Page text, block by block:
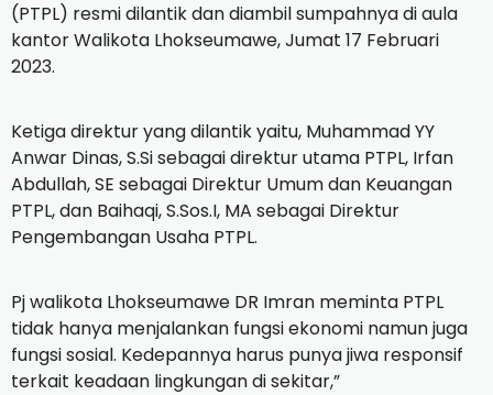
(PTPL) resmi dilantik dan diambil sumpahnya di aula
kantor Walikota Lhokseumawe, Jumat 17 Februari
2023.
Ketiga direktur yang dilantik yaitu, Muhammad YY
Anwar Dinas, S.Si sebagai direktur utama PTPL, Irfan
Abdullah, SE sebagai Direktur Umum dan Keuangan
PTPL, dan Baihaqi, S.Sos.I, MA sebagai Direktur
Pengembangan Usaha PTPL.
Pj walikota Lhokseumawe DR Imran meminta PTPL
tidak hanya menjalankan fungsi ekonomi namun juga
fungsi sosial. Kedepannya harus punya jiwa responsif
terkait keadaan lingkungan di sekitar,”